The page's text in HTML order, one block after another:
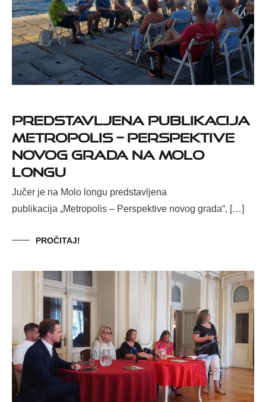
Predstavljena publikacija
Metropolis – perspektive
novog grada na Molo
longu
Jučer je na Molo longu predstavljena
publikacija „Metropolis – Perspektive novog grada“, […]
PROČITAJ!